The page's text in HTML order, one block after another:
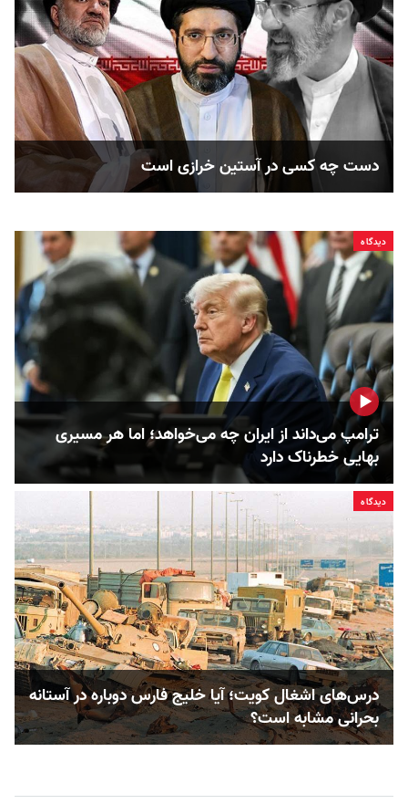
دست چه کسی در آستین خرازی است
دیدگاه
ترامپ می‌داند از ایران چه می‌خواهد؛ اما هر مسیری
بهایی خطرناک دارد
دیدگاه
درس‌های اشغال کویت؛ آیا خلیج فارس دوباره در آستانه
بحرانی مشابه است؟